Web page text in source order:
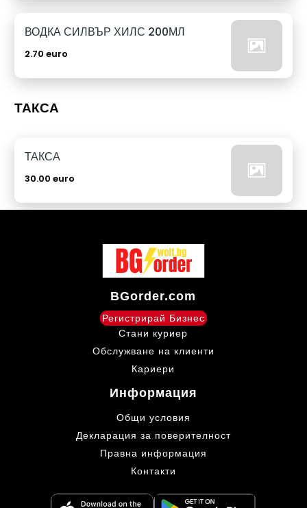
ВОДКА СИЛВЪР ХИЛС 200МЛ
2.70 euro
ТАКСА
ТАКСА
30.00 euro
BGorder.com
Регистрирай Бизнес
Стани куриер
Обслужване на клиенти
Кариери
Информация
Общи условия
Декларация за поверителност
Правна информация
Контакти